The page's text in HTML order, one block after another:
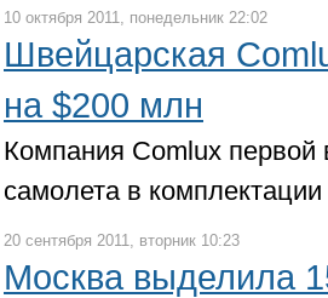
10 октября 2011, понедельник 22:02
Швейцарская
на $200 млн
Компания Comlux первой
самолета в
20 сентября 2011, вторник 10:23
Москва выделила